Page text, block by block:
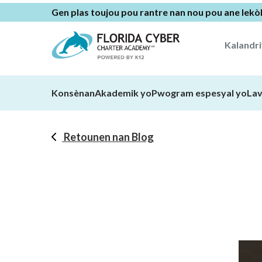
Gen plas toujou pou rantre nan nou pou ane
KonsènanAkademik yoPwogram espesyal yo
Retounen nan Blog